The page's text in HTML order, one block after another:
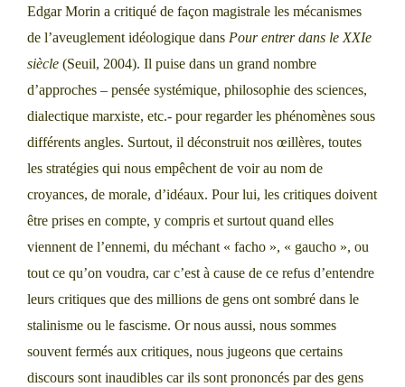
Edgar Morin a critiqué de façon magistrale les mécanismes
de l’aveuglement idéologique dans Pour entrer dans le XXIe
siècle (Seuil, 2004). Il puise dans un grand nombre
d’approches – pensée systémique, philosophie des sciences,
dialectique marxiste, etc.- pour regarder les phénomènes sous
différents angles. Surtout, il déconstruit nos œillères, toutes
les stratégies qui nous empêchent de voir au nom de
croyances, de morale, d’idéaux. Pour lui, les critiques doivent
être prises en compte, y compris et surtout quand elles
viennent de l’ennemi, du méchant « facho », « gaucho », ou
tout ce qu’on voudra, car c’est à cause de ce refus d’entendre
leurs critiques que des millions de gens ont sombré dans le
stalinisme ou le fascisme. Or nous aussi, nous sommes
souvent fermés aux critiques, nous jugeons que certains
discours sont inaudibles car ils sont prononcés par des gens